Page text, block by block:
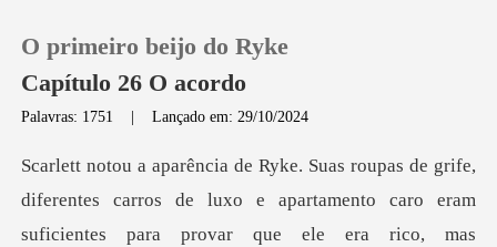
0
Loja
O primeiro beijo do Ryke
Capítulo 26 O acordo
Palavras: 1751 |Lançado em: 29/10/2024
caro eram
suficientes para provar que ele era rico, mas